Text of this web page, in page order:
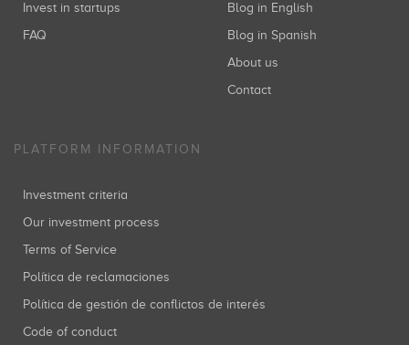
Invest in startups
FAQ
Blog in English
Blog in Spanish
About us
Contact
PLATFORM INFORMATION
Investment criteria
Our investment process
Terms of Service
Política de reclamaciones
Política de gestión de conflictos de interés
Code of conduct